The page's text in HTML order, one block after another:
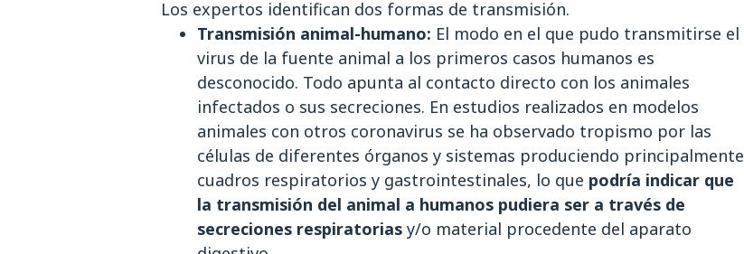
Los expertos identifican dos formas de transmisión.
Transmisión animal-humano: El modo en el que pudo transmitirse el
virus de la fuente animal a los primeros casos humanos es
desconocido. Todo apunta al contacto directo con los animales
infectados o sus secreciones. En estudios realizados en modelos
animales con otros coronavirus se ha observado tropismo por las
células de diferentes órganos y sistemas produciendo principalmente
cuadros respiratorios y gastrointestinales, lo que podría indicar que
la transmisión del animal a humanos pudiera ser a través de
secreciones respiratorias y/o material procedente del aparato